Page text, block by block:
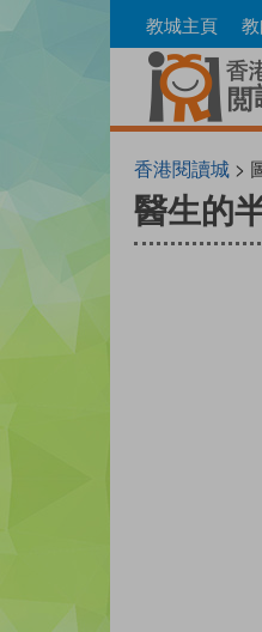
to
教城主頁
香港閱讀城>
醫生的